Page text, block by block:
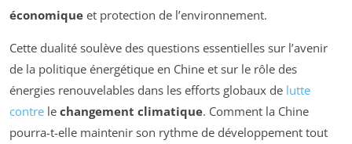
économique et protection de l’environnement.
Cette dualité soulève des questions essentielles sur l’avenir
de la politique énergétique en Chine et sur le rôle des
énergies renouvelables dans les efforts globaux de lutte
contre le changement climatique. Comment la Chine
pourra-t-elle maintenir son rythme de développement tout